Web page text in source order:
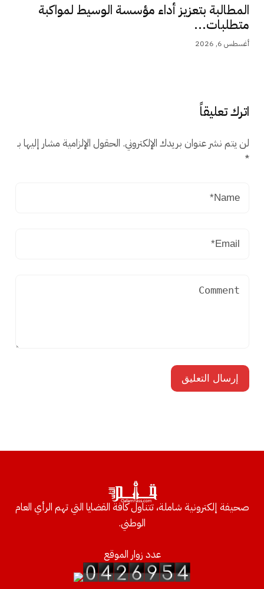
المطالبة بتعزيز أداء مؤسسة الوسيط لمواكبة
متطلبات...
أغسطس 6, 2026
اترك تعليقاً
لن يتم نشر عنوان بريدك الإلكتروني. الحقول الإلزامية مشار إليها بـ
*
صحيفة إلكترونية شاملة، تتناول كافة القضايا التي تهم الرأي العام
الوطني.
عدد زوار الموقع